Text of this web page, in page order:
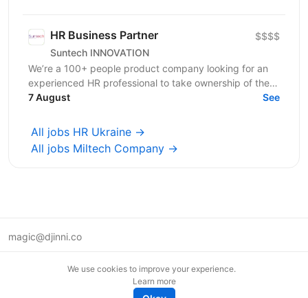
HR Business Partner
Suntech INNOVATION
$$$$
We’re a 100+ people product company looking for an
experienced HR professional to take ownership of the
people function and help us scale...
7 August See
All jobs HR Ukraine →
All jobs Miltech Company →
magic@djinni.co
We use cookies to improve your experience.
Learn more